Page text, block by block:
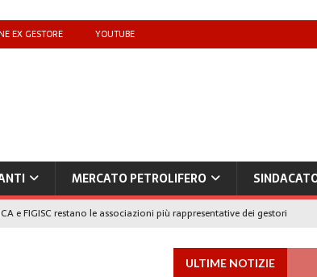
EX GESTORE YOUTUBE
MERCATO PETROLIFERO
e FIGISC restano le associazioni più rappresentative dei gestori
a ‘Qui la benzina non c’è’: l’emergenza approvvigionamenti
ULTIME NOTIZIE